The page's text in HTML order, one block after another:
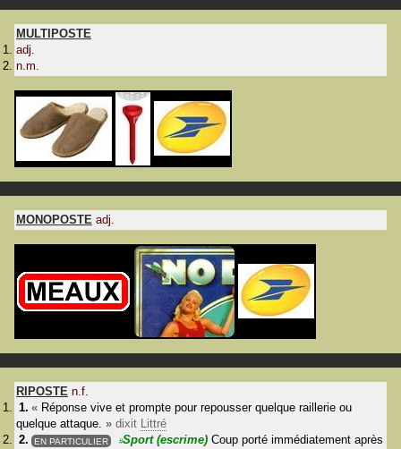
MULTIPOSTE
adj.
n.m.
MONOPOSTE adj.
RIPOSTE n.f.
« Réponse vive et prompte pour repousser quelque raillerie ou
quelque attaque. » dixit Littré
EN PARTICULIER #Sport (escrime) Coup porté immédiatement après